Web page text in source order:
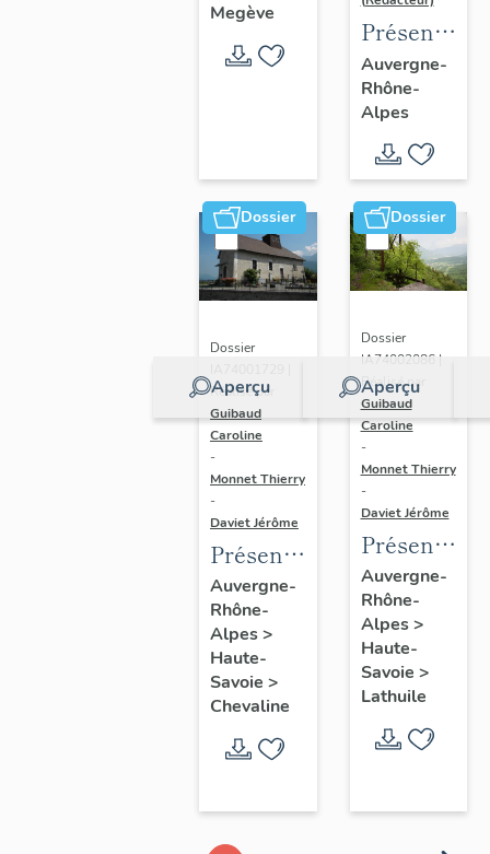
Megève
de l'aire
d'étude
du
du vitrail
ancien
de
Rhône-
Auvergne-
Rhône-
Alpes
Dossier
Aperçu
Dossier
Réalisé par
Guibaud
Caroline
-
Monnet Thierry
-
Daviet Jérôme
Présentation
de la
commune
de
Chevaline
Auvergne-
Rhône-
Alpes>
Haute-
Savoie >
Chevaline
Dossier
Aperçu
Dossier
IA74002086 |
Réalisé par
Guibaud
Caroline
-
Monnet Thierry
-
Daviet Jérôme
de la
commune
de
Lathuile
Auvergne-
Rhône-
Alpes>
Haute-
Savoie >
Lathuile